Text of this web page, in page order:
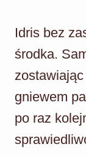
Idris bez
środka.
gniewem
po raz